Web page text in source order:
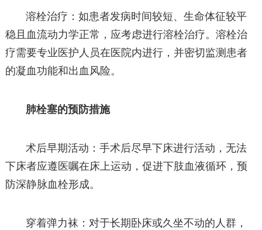
溶栓治疗：如患者发病时间较短、生命体征较平
稳且血流动力学正常，应考虑进行溶栓治疗。溶栓治
疗需要专业医护人员在医院内进行，并密切监测患者
的凝血功能和出血风险。
肺栓塞的预防措施
术后早期活动：手术后尽早下床进行活动，无法
下床者应遵医嘱在床上运动，促进下肢血液循环，预
防深静脉血栓形成。
穿着弹力袜：对于长期卧床或久坐不动的人群，